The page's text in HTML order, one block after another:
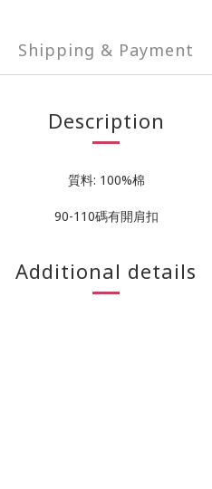
Shipping & Payment
Description
質料: 100%棉
90-110碼有開肩扣
Additional details